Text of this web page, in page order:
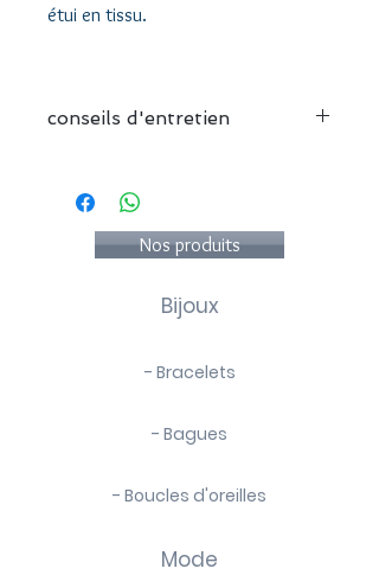
étui en tissu.
conseils d'entretien
- de conserver votre bijou
individuellement dans sa pochette
- d'éviter le contact avec l'eau
- d'éviter le contact avec du parfum et
- de ne pas utiliser de produits
- de retirer votre bijou lorsque vous
Nos produits
Bijoux
- Bracelets
- Bagues
- Boucles d'oreilles
Mode